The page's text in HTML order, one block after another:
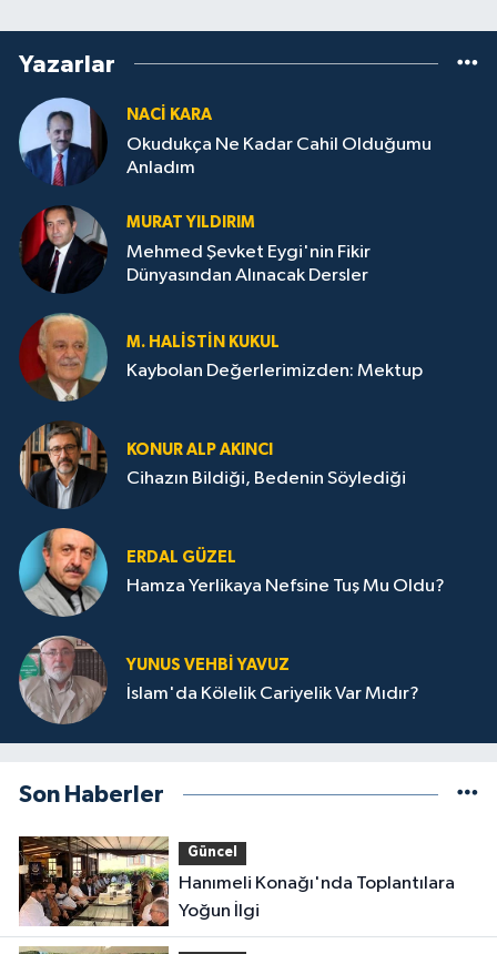
Yazarlar
NACI KARA
Okudukça Ne Kadar Cahil Olduğumu
Anladım
MURAT YILDIRIM
Mehmed Şevket Eygi'nin Fikir
Dünyasından Alınacak Dersler
M. HALISTIN KUKUL
Kaybolan Değerlerimizden: Mektup
KONUR ALP AKINCI
Cihazın Bildiği, Bedenin Söylediği
ERDAL GÜZEL
Hamza Yerlikaya Nefsine Tuş Mu Oldu?
YUNUS VEHBI YAVUZ
İslam'da Kölelik Cariyelik Var Mıdır?
Son Haberler
Güncel
Hanımeli Konağı'nda Toplantılara
Yoğun İlgi